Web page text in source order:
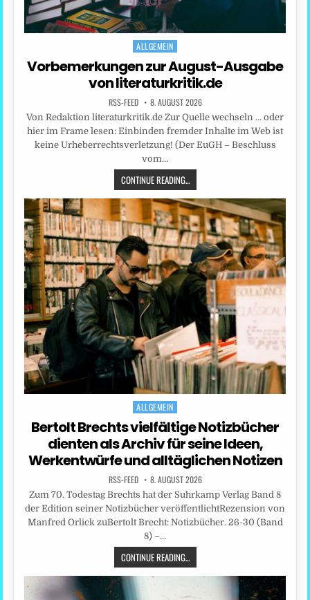
Posted
ALLGEMEIN
Vorbemerkungen zur August-Ausgabe
von literaturkritik.de
RSS-FEED 8. AUGUST 2026
Von Redaktion literaturkritik.de Zur Quelle wechseln … oder
hier im Frame lesen: Einbinden fremder Inhalte im Web ist
keine Urheberrechtsverletzung! (Der EuGH – Beschluss
vom…
CONTINUE READING...
Posted
in
ALLGEMEIN
Bertolt Brechts vielfältige Notizbücher
dienten als Archiv für seine Ideen,
Werkentwürfe und alltäglichen Notizen
RSS-FEED 8. AUGUST 2026
Zum 70. Todestag Brechts hat der Suhrkamp Verlag Band 8
der Edition seiner Notizbücher veröffentlichtRezension von
Manfred Orlick zuBertolt Brecht: Notizbücher. 26-30 (Band
8) –…
CONTINUE READING...